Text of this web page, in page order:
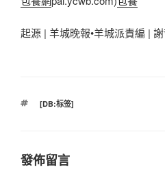
起源 | 羊城晚報•羊城派責編 |
標
[DB:标签]
發佈留言